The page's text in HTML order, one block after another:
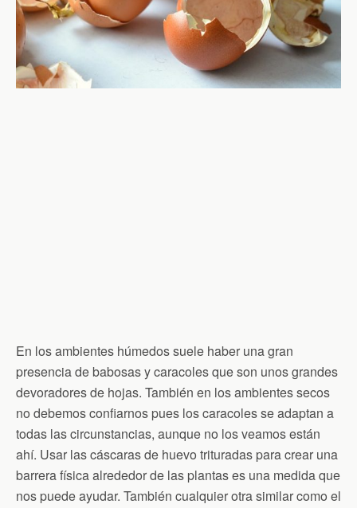
En los ambientes húmedos suele haber una gran
presencia de babosas y caracoles que son unos grandes
devoradores de hojas. También en los ambientes secos
no debemos confiarnos pues los caracoles se adaptan a
todas las circunstancias, aunque no los veamos están
ahí. Usar las cáscaras de huevo trituradas para crear una
barrera física alrededor de las plantas es una medida que
nos puede ayudar. También cualquier otra similar como el